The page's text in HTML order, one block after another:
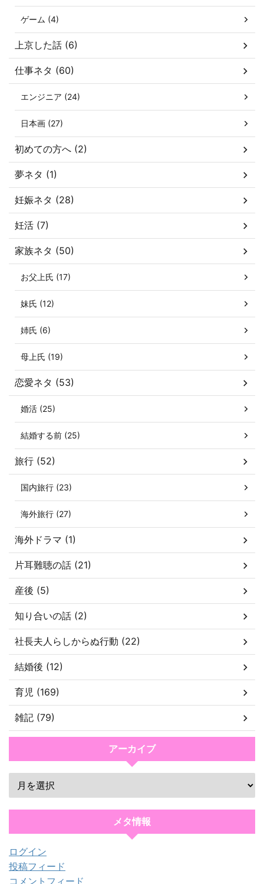
ゲーム (4)
上京した話 (6)
仕事ネタ (60)
エンジニア (24)
日本画 (27)
初めての方へ (2)
夢ネタ (1)
妊娠ネタ (28)
妊活 (7)
家族ネタ (50)
お父上氏 (17)
妹氏 (12)
姉氏 (6)
母上氏 (19)
恋愛ネタ (53)
婚活 (25)
結婚する前 (25)
旅行 (52)
国内旅行 (23)
海外旅行 (27)
海外ドラマ (1)
片耳難聴の話 (21)
産後 (5)
知り合いの話 (2)
社長夫人らしからぬ行動 (22)
結婚後 (12)
育児 (169)
雑記 (79)
アーカイブ
メタ情報
ログイン
投稿フィード
コメントフィード